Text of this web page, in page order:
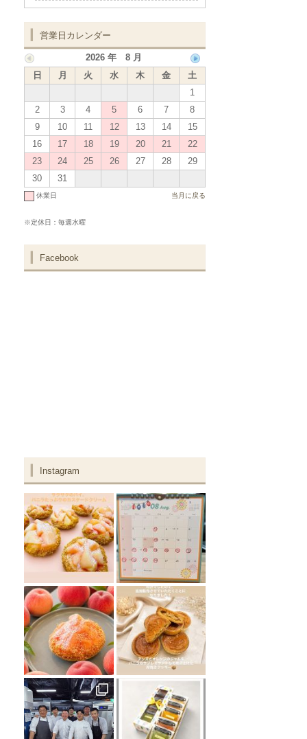
営業日カレンダー
2026 年 8 月
日
月 火 水 木 金
土
1
2
3 4 5 6 7
8
9
10 11 12 13 14
15
16
17 18 19 20 21
22
23
24 25 26 27 28
29
30
31
休業日 当月に戻る
※定休日：毎週水曜
Facebook
Instagram